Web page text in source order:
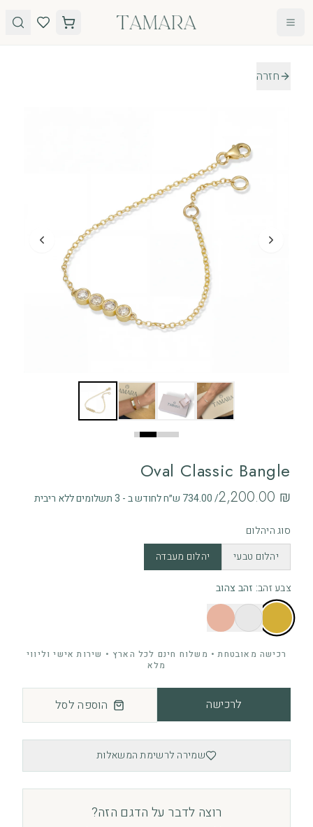
טבעות
אירוסין
אבני חן
צמידים
חזרה
Oval Classic Bangle
‏2,200.00 ₪ / 734.00 ש״ח לחודש ב - 3 תשלומים ללא ריבית
סוג היהלום
יהלום טבעי
יהלום מעבדה
צבע זהב: זהב צהוב
רכישה מאובטחת • משלוח חינם לכל הארץ • שירות אישי וליווי
מלא
לרכישה הוספה לסל
שמירה לרשימת המשאלות
רוצה לדבר על הדגם הזה?